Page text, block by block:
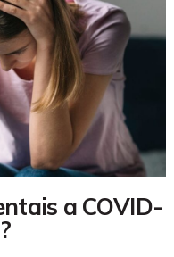
a COVID-